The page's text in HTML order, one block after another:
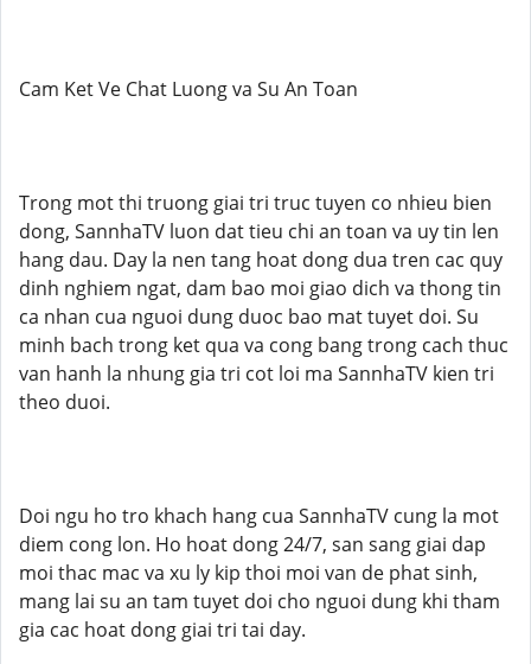
Cam Ket Ve Chat Luong va Su An Toan
Trong mot thi truong giai tri truc tuyen co nhieu bien
dong, SannhaTV luon dat tieu chi an toan va uy tin len
hang dau. Day la nen tang hoat dong dua tren cac quy
dinh nghiem ngat, dam bao moi giao dich va thong tin
ca nhan cua nguoi dung duoc bao mat tuyet doi. Su
minh bach trong ket qua va cong bang trong cach thuc
van hanh la nhung gia tri cot loi ma SannhaTV kien tri
theo duoi.
Doi ngu ho tro khach hang cua SannhaTV cung la mot
diem cong lon. Ho hoat dong 24/7, san sang giai dap
moi thac mac va xu ly kip thoi moi van de phat sinh,
mang lai su an tam tuyet doi cho nguoi dung khi tham
gia cac hoat dong giai tri tai day.